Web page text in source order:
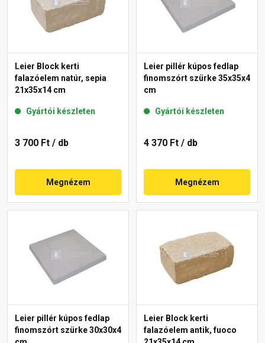
Leier Block kerti
falazóelem natúr, sepia
21x35x14 cm
Gyártói készleten
3 700 Ft / db
Megnézem
Leier pillér kúpos fedlap
finomszórt szürke 35x35x4
cm
Gyártói készleten
4 370 Ft / db
Megnézem
Leier pillér kúpos fedlap
finomszórt szürke 30x30x4
Leier Block kerti
falazóelem antik, fuoco